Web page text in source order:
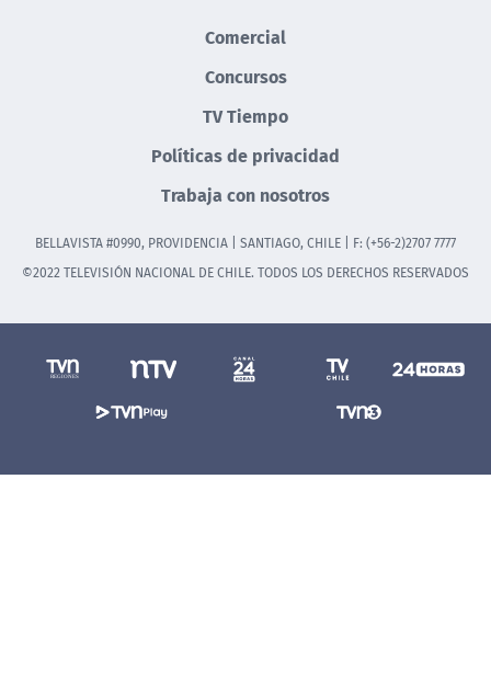
Comercial
Concursos
TV Tiempo
Políticas de privacidad
Trabaja con nosotros
BELLAVISTA #0990, PROVIDENCIA | SANTIAGO, CHILE | F: (+56-2)2707 7777
©2022 TELEVISIÓN NACIONAL DE CHILE. TODOS LOS DERECHOS RESERVADOS